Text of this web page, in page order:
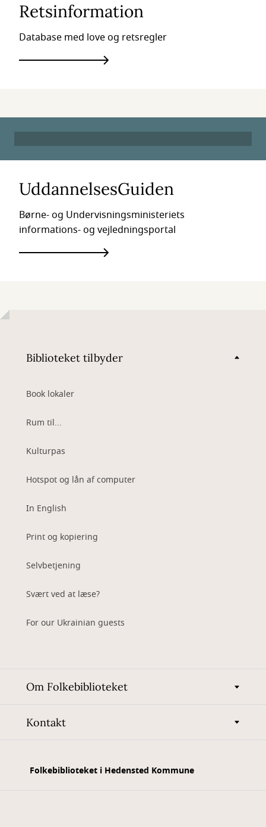
Retsinformation
Database med love og retsregler
UddannelsesGuiden
Børne- og Undervisningsministeriets
informations- og vejledningsportal
Biblioteket tilbyder
Book lokaler
Rum til...
Kulturpas
Hotspot og lån af computer
In English
Print og kopiering
Selvbetjening
Svært ved at læse?
For our Ukrainian guests
Om Folkebiblioteket
Kontakt
Folkebiblioteket i Hedensted Kommune